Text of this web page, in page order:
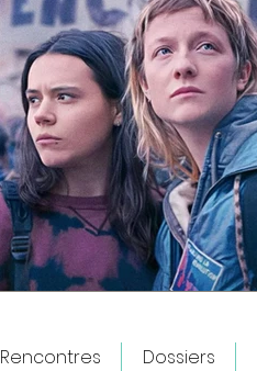
Rencontres Dossiers